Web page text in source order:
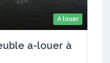
A louer
a-louer à